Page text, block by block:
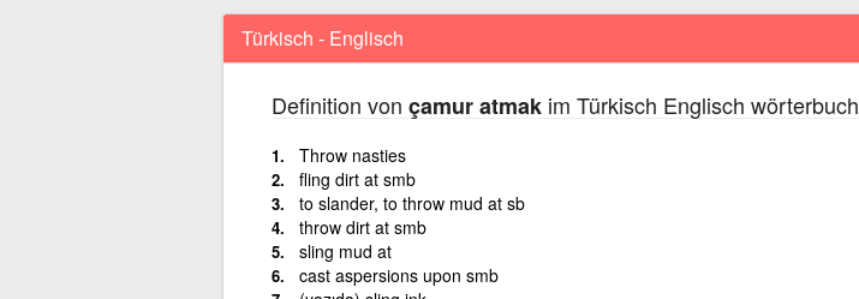
Türkisch - Englisch
Definition von çamur atmakim Türkisch Englisch wörterbuch
Throw nasties
fling dirt at smb
to slander, to throw mud at sb
throw dirt at smb
sling mud at
cast aspersions upon smb